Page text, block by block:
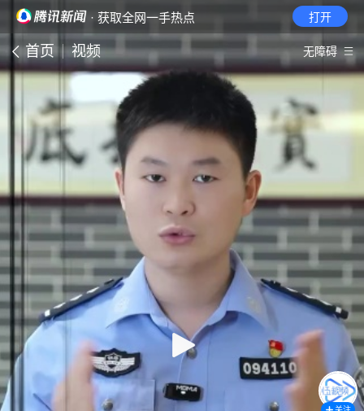
· 获取全网一手热点 打开
首页 视频 无障碍